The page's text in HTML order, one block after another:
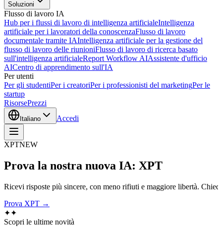
Soluzioni
Flusso di lavoro IA
Hub per i flussi di lavoro di intelligenza artificialeIntelligenza
artificiale per i lavoratori della conoscenzaFlusso di lavoro
documentale tramite IAIntelligenza artificiale per la gestione del
flusso di lavoro delle riunioniFlusso di lavoro di ricerca basato
sull'intelligenza artificialeReport Workflow AIAssistente d'ufficio
AICentro di apprendimento sull'IA
Per utenti
Per gli studentiPer i creatoriPer i professionisti del marketingPer le
startup
RisorsePrezzi
Italiano Accedi
XPTNEW
Prova la nostra nuova IA: XPT
Ricevi risposte più sincere, con meno rifiuti e maggiore libertà.
Prova XPT →
✦✦
Scopri le ultime novità